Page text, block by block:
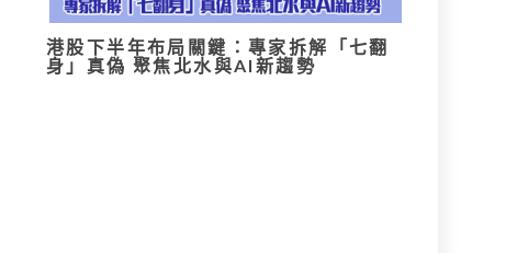
港股下半年布局關鍵：專家拆解「七翻
身」真偽 聚焦北水與AI新趨勢